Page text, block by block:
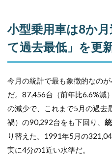
き3
つ
の
ン
ト
小型乗用車は8か
て過去最低」を更
今月の統計で最も象徴的なの
だ。87,456台（前年比6.6%減
の減少で、これまで5月の過去
禍）の90,292台をも下回り、
り替えた。1991年5月の
実に4分の1近い水準だ。